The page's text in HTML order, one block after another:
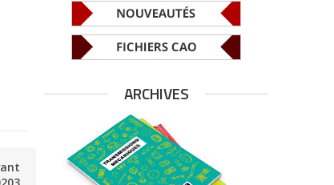
ARCHIVES